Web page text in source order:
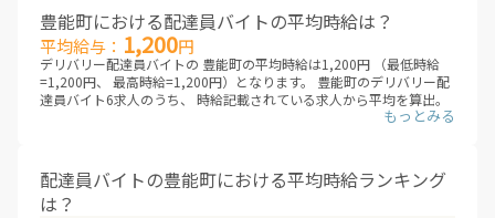
2023年05月は5件、2023年06月は5件、2023年07月は4件、2023年
08月は7件、2023年09月は7件、2023年10月は7件、2023年11月は8
件、2023年12月は6件、2024年01月は6件、2024年02月は1件、
2024年03月は4件、2024年04月は3件、2024年05月は4件、2024年
06月は4件、2024年07月は4件、2024年08月は4件、2024年09月は3
件、2024年10月は3件、2024年11月は4件、2024年12月は5件、
2025年01月は4件、2025年02月は3件、2025年03月は3件、2025年
2025年11月は5件、2025年12月は2件、2026年01月は3件、2026年
02月は6件、2026年03月は3件、2026年04月は3件、2026年05月は3
件、2026年06月は4件、2026年07月は3件、2026年08月は6件と推
豊能町における配達員バイトの平均時給は？
平均給与： 1,200円
デリバリー配達員バイトの 豊能町の平均時給は1,200円 （最低時給
=1,200円、 最高時給=1,200円）となります。 豊能町のデリバリー配
達員バイト6求人のうち、 時給記載されている求人から平均を算出。
（※デリバリーバイトNAVI調べ /2026年08月 ※非掲載の場合は、編
デリバリー配達員バイトは、大きく業務委託型（成果報酬型）と時給
型に分類されます。業務委託型（成果報酬型）のデリバリー配達員バ
イトは、 一回あたりの配達報酬となり、時給は目安となります。頑張
配達員バイトの豊能町における平均時給ランキング
は？